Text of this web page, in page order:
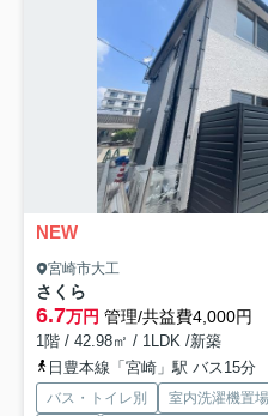
NEW
宮崎市大工
さくら
6.7万円 管理/共益費4,000円
1階 / 42.98㎡ / 1LDK /新築
日豊本線「宮崎」駅 バス15分
バス・トイレ別 室内洗濯機置場